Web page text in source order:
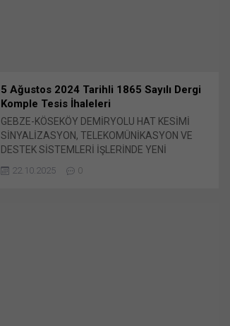
5 Ağustos 2024 Tarihli 1865 Sayılı Dergi
Komple Tesis İhaleleri
GEBZE-KÖSEKÖY DEMİRYOLU HAT KESİMİ
SİNYALİZASYON, TELEKOMÜNİKASYON VE
DESTEK SİSTEMLERİ İŞLERİNDE YENİ
Demiryolu Hattının; Sinyalizasyon,
22.10.2025 0